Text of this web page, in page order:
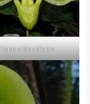
Type « Maudiae »